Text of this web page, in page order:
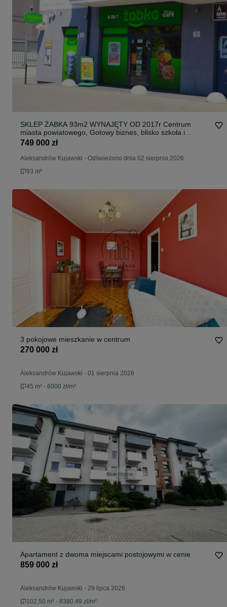
SKLEP ŻABKA 93m2 WYNAJĘTY OD 2017r Centrum
miasta powiatowego, Gotowy biznes, blisko szkoła i
dworzec
749 000 zł
Aleksandrów Kujawski - Odświeżono dnia 02 sierpnia 2026
93 m²
3 pokojowe mieszkanie w centrum
270 000 zł
Aleksandrów Kujawski - 01 sierpnia 2026
45 m² - 6000 zł/m²
Apartament z dwoma miejscami postojowymi w cenie
859 000 zł
Aleksandrów Kujawski - 29 lipca 2026
102,50 m² - 8380.49 zł/m²